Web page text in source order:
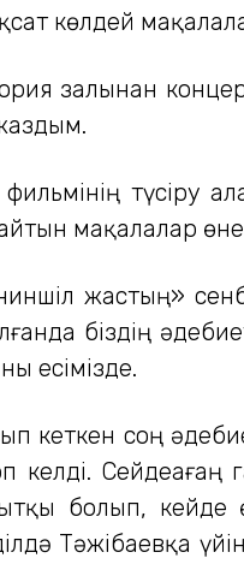
көлдей
залынан
түсіру
мақалалар
жастың»
біздің
есімізде.
кеткен соң
Сейдеағаң
болып, кейде
Тәжібаевқа